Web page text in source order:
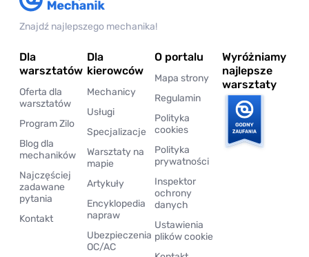
Znajdź najlepszego mechanika!
Dla
warsztatów
Oferta dla
warsztatów
Program Zilo
Blog dla
mechaników
Najczęściej
zadawane
pytania
Kontakt
Dla
kierowców
Mechanicy
Usługi
Specjalizacje
Warsztaty na
mapie
Artykuły
Encyklopedia
napraw
Ubezpieczenia
OC/AC
O portalu
Mapa strony
Regulamin
Polityka
cookies
Polityka
prywatności
Inspektor
ochrony
danych
Ustawienia
plików cookie
Wyróżniamy
najlepsze
warsztaty